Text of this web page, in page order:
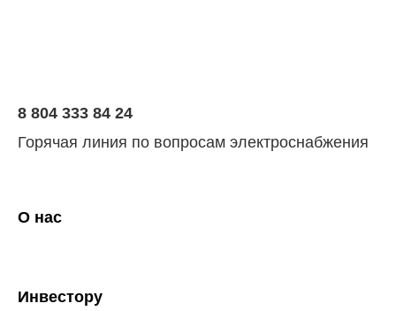
8 804 333 84 24
Горячая линия по вопросам электроснабжения
О нас
Инвестору